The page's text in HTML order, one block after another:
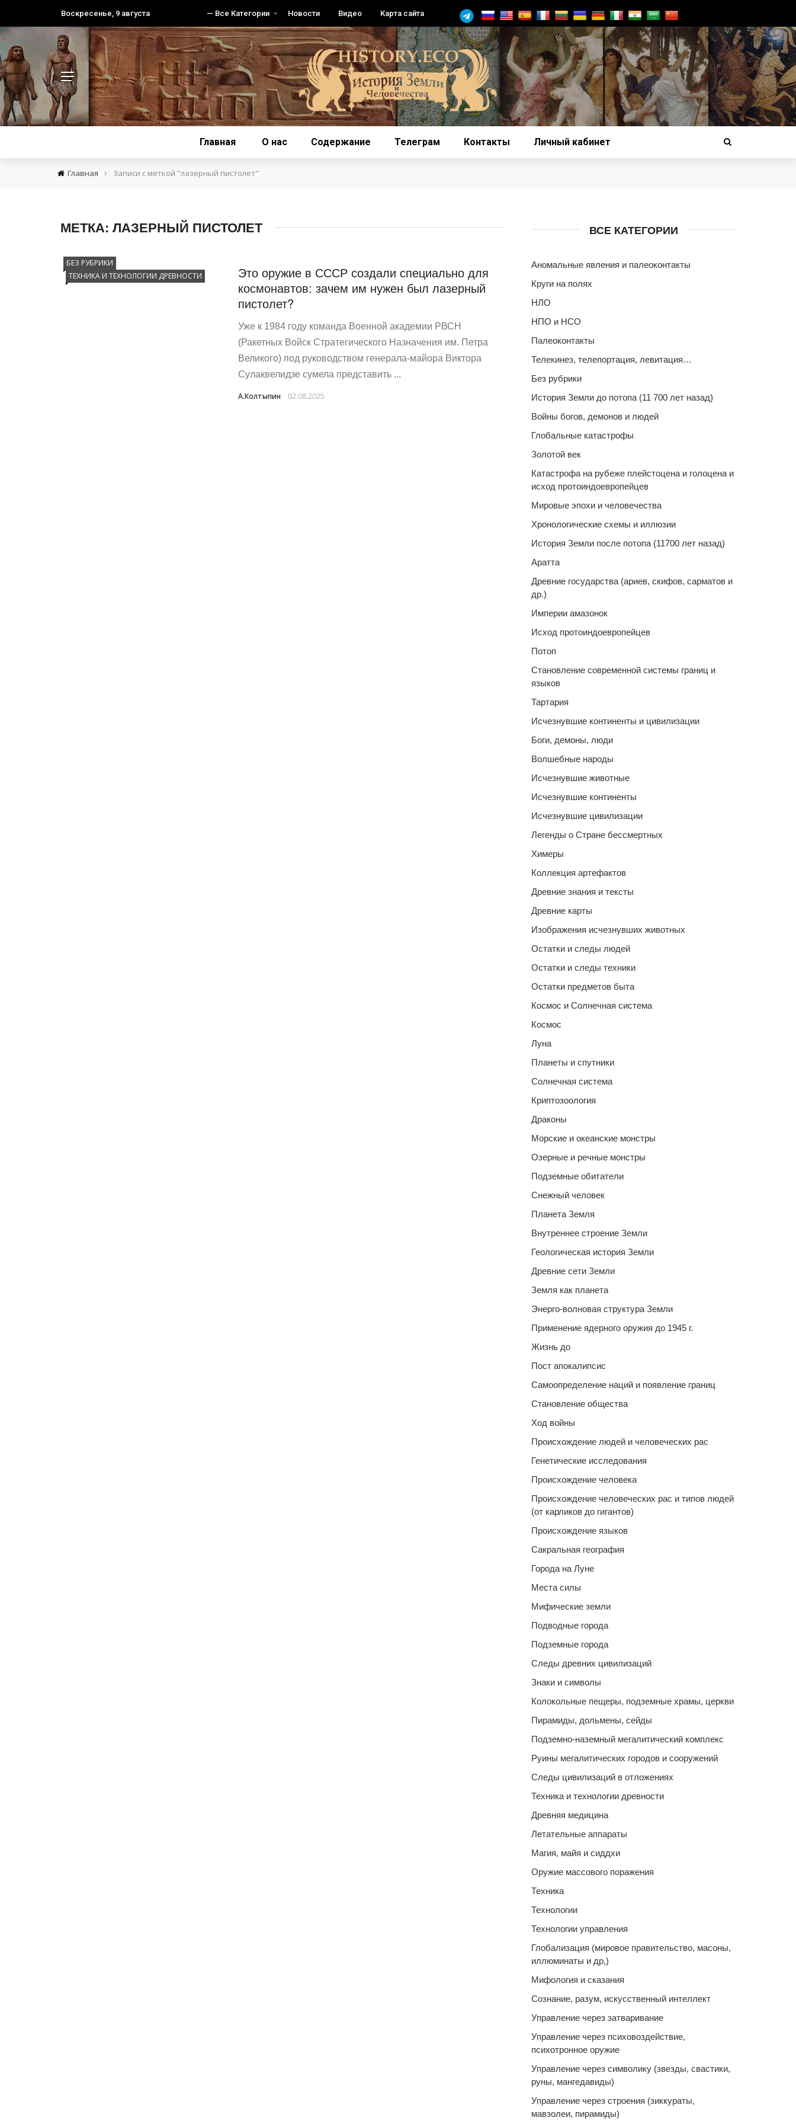
Воскресенье, 9 августа — Все Категории Новости Видео Карта сайта
Главная О нас Содержание Телеграм Контакты Личный кабинет
Главная › Записи с меткой "лазерный пистолет"
МЕТКА: ЛАЗЕРНЫЙ ПИСТОЛЕТ
БЕЗ РУБРИКИ
ТЕХНИКА И ТЕХНОЛОГИИ ДРЕВНОСТИ
Это оружие в СССР создали специально для
космонавтов: зачем им нужен был лазерный
пистолет?
Уже к 1984 году команда Военной академии РВСН
(Ракетных Войск Стратегического Назначения им. Петра
Великого) под руководством генерала‑майора Виктора
Сулаквелидзе сумела представить ...
А.Колтыпин 02.08.2025
ВСЕ КАТЕГОРИИ
Аномальные явления и палеоконтакты
Круги на полях
НЛО
НПО и НСО
Палеоконтакты
Телекинез, телепортация, левитация…
Без рубрики
История Земли до потопа (11 700 лет назад)
Войны богов, демонов и людей
Глобальные катастрофы
Золотой век
Катастрофа на рубеже плейстоцена и голоцена и
исход протоиндоевропейцев
Мировые эпохи и человечества
Хронологические схемы и иллюзии
История Земли после потопа (11700 лет назад)
Аратта
Древние государства (ариев, скифов, сарматов и
др.)
Империи амазонок
Исход протоиндоевропейцев
Потоп
Становление современной системы границ и
языков
Тартария
Исчезнувшие континенты и цивилизации
Боги, демоны, люди
Волшебные народы
Исчезнувшие животные
Исчезнувшие континенты
Исчезнувшие цивилизации
Легенды о Стране бессмертных
Химеры
Коллекция артефактов
Древние знания и тексты
Древние карты
Изображения исчезнувших животных
Остатки и следы людей
Остатки и следы техники
Остатки предметов быта
Космос и Солнечная система
Космос
Луна
Планеты и спутники
Солнечная система
Криптозоология
Драконы
Морские и океанские монстры
Озерные и речные монстры
Подземные обитатели
Снежный человек
Планета Земля
Внутреннее строение Земли
Геологическая история Земли
Древние сети Земли
Земля как планета
Энерго-волновая структура Земли
Применение ядерного оружия до 1945 г.
Жизнь до
Пост апокалипсис
Самоопределение наций и появление границ
Становление общества
Ход войны
Происхождение людей и человеческих рас
Генетические исследования
Происхождение человека
Происхождение человеческих рас и типов людей
(от карликов до гигантов)
Происхождение языков
Сакральная география
Города на Луне
Места силы
Мифические земли
Подводные города
Подземные города
Следы древних цивилизаций
Знаки и символы
Колокольные пещеры, подземные храмы, церкви
Пирамиды, дольмены, сейды
Подземно-наземный мегалитический комплекс
Руины мегалитических городов и сооружений
Следы цивилизаций в отложениях
Техника и технологии древности
Древняя медицина
Летательные аппараты
Магия, майя и сиддхи
Оружие массового поражения
Техника
Технологии
Технологии управления
Глобализация (мировое правительство, масоны,
иллюминаты и др,)
Мифология и сказания
Сознание, разум, искусственный интеллект
Управление через затваривание
Управление через психовоздействие,
психотронное оружие
Управление через символику (звезды, свастики,
руны, мангедавиды)
Управление через строения (зиккураты,
мавзолеи, пирамиды)